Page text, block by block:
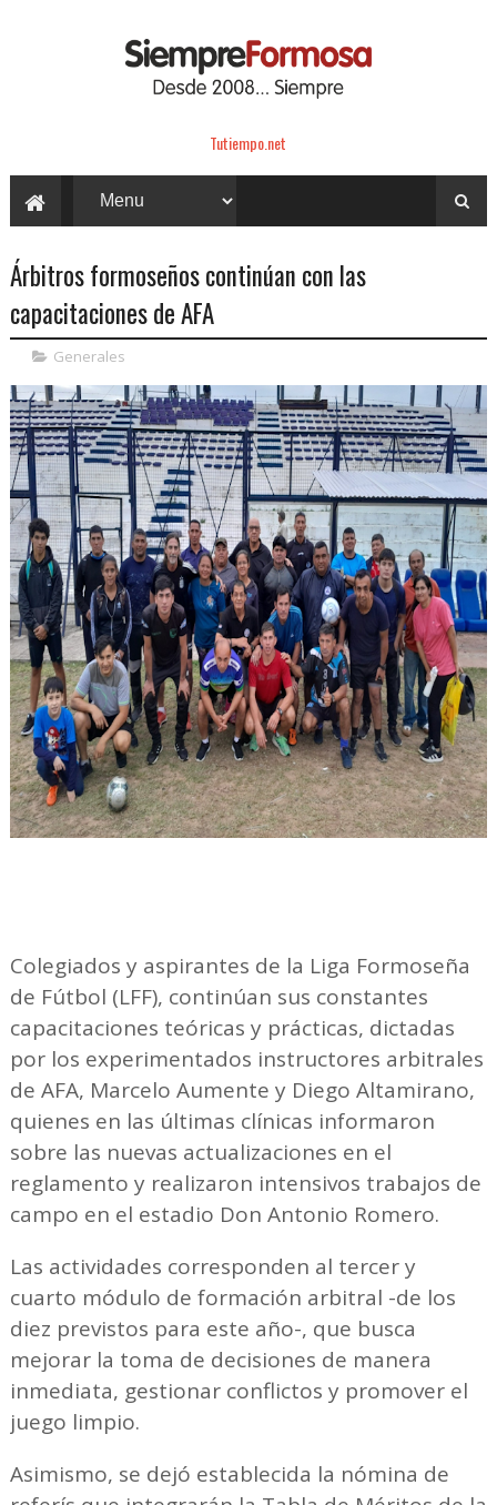
Tutiempo.net
Árbitros formoseños continúan con las
capacitaciones de AFA
Generales
Colegiados y aspirantes de la Liga Formoseña
de Fútbol (LFF), continúan sus constantes
capacitaciones teóricas y prácticas, dictadas
por los experimentados instructores arbitrales
de AFA, Marcelo Aumente y Diego Altamirano,
quienes en las últimas clínicas informaron
sobre las nuevas actualizaciones en el
reglamento y realizaron intensivos trabajos de
campo en el estadio Don Antonio Romero.
Las actividades corresponden al tercer y
cuarto módulo de formación arbitral -de los
diez previstos para este año-, que busca
mejorar la toma de decisiones de manera
inmediata, gestionar conflictos y promover el
juego limpio.
Asimismo, se dejó establecida la nómina de